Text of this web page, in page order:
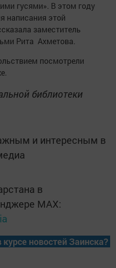
гусями». В этом году
написания этой
заместитель
Рита Ахметова.
посмотрели
библиотеки
и интересным в
в
MАХ:
новостей Заинска?